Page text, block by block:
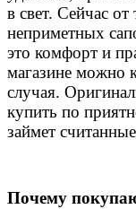
в свет. Сейчас
неприметных
это комфорт и
магазине можно
случая.
купить по
займет
Почему